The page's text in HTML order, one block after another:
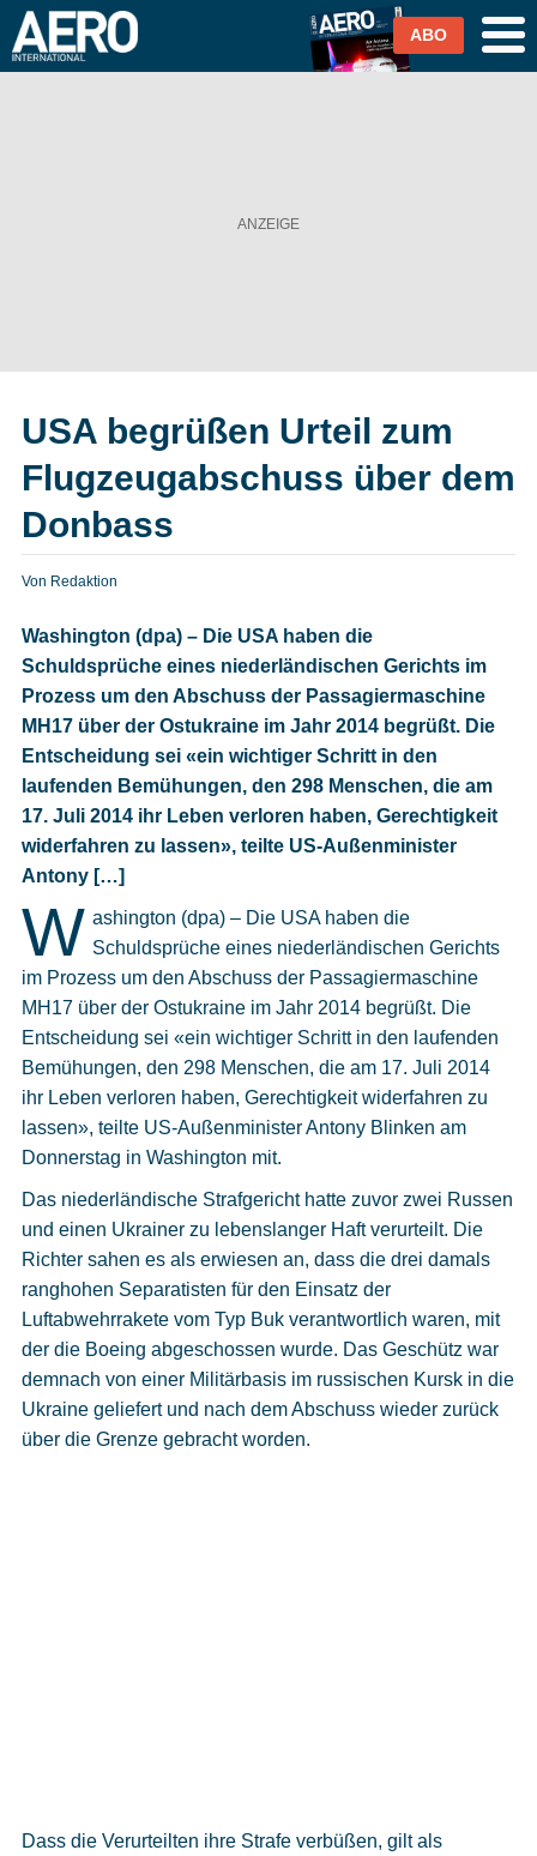
Magazin & Abo
Digitale Ausgabe
Podcast
Mediadaten
Datenschutz
Cookies
Datenschutzeinstellungen
ABO
USA begrüßen Urteil zum
Flugzeugabschuss über dem
Donbass
Von Redaktion
Washington (dpa) – Die USA haben die
Schuldsprüche eines niederländischen Gerichts im
Prozess um den Abschuss der Passagiermaschine
MH17 über der Ostukraine im Jahr 2014 begrüßt. Die
Entscheidung sei «ein wichtiger Schritt in den
laufenden Bemühungen, den 298 Menschen, die am
17. Juli 2014 ihr Leben verloren haben, Gerechtigkeit
widerfahren zu lassen», teilte US-Außenminister
Antony […]
W ashington (dpa)– Die USA haben die
Schuldsprüche eines niederländischen Gerichts
im Prozess um den Abschuss der Passagiermaschine
MH17 über der Ostukraine im Jahr 2014 begrüßt. Die
Entscheidung sei «ein wichtiger Schritt in den laufenden
Bemühungen, den 298 Menschen, die am 17. Juli 2014
ihr Leben verloren haben, Gerechtigkeit widerfahren zu
lassen», teilte US-Außenminister Antony Blinken am
Donnerstag in Washington mit.
Das niederländische Strafgericht hatte zuvor zwei Russen
und einen Ukrainer zu lebenslanger Haft verurteilt. Die
Richter sahen es als erwiesen an, dass die drei damals
ranghohen Separatisten für den Einsatz der
Luftabwehrrakete vom Typ Buk verantwortlich waren, mit
der die Boeing abgeschossen wurde. Das Geschütz war
demnach von einer Militärbasis im russischen Kursk in die
Ukraine geliefert und nach dem Abschuss wieder zurück
über die Grenze gebracht worden.
Dass die Verurteilten ihre Strafe verbüßen, gilt als